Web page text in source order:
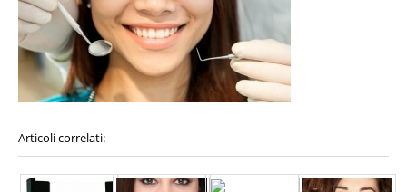
Articoli correlati: